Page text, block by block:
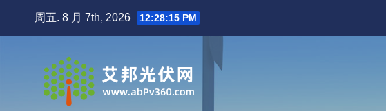
周五. 8 月 7th, 2026 12:28:17 PM